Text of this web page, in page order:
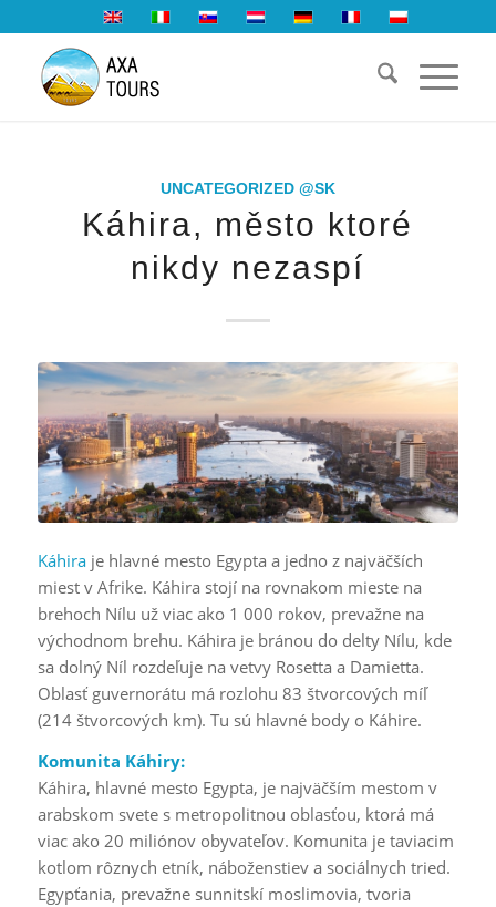
UNCATEGORIZED @SK
Káhira, město ktoré
nikdy nezaspí
Káhiraje hlavné mesto Egypta a jedno z najväčších
miest v Afrike. Káhira stojí na rovnakom mieste na
brehoch Nílu už viac ako 1 000 rokov, prevažne na
východnom brehu. Káhira je bránou do delty Nílu, kde
sa dolný Níl rozdeľuje na vetvy Rosetta a Damietta.
Oblasť guvernorátu má rozlohu 83 štvorcových míľ
(214 štvorcových km). Tu sú hlavné body o Káhire.
Komunita Káhiry:
Káhira, hlavné mesto Egypta, je najväčším mestom v
arabskom svete s metropolitnou oblasťou, ktorá má
viac ako 20 miliónov obyvateľov. Komunita je taviacim
kotlom rôznych etník, náboženstiev a sociálnych tried.
Egypťania, prevažne sunnitskí moslimovia, tvoria